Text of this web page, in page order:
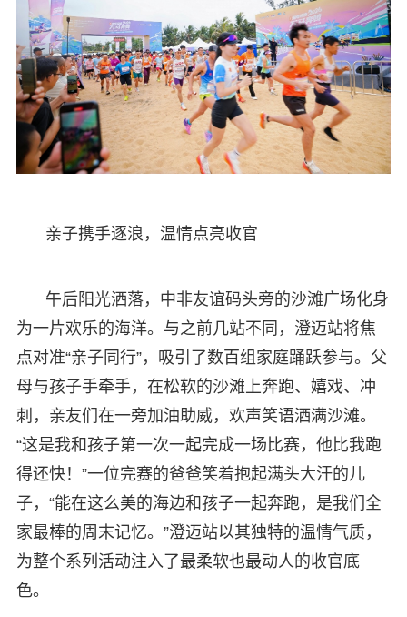
亲子携手逐浪，温情点亮收官
午后阳光洒落，中非友谊码头旁的沙滩广场化身
为一片欢乐的海洋。与之前几站不同，澄迈站将焦
点对准“亲子同行”，吸引了数百组家庭踊跃参与。父
母与孩子手牵手，在松软的沙滩上奔跑、嬉戏、冲
刺，亲友们在一旁加油助威，欢声笑语洒满沙滩。
“这是我和孩子第一次一起完成一场比赛，他比我跑
得还快！”一位完赛的爸爸笑着抱起满头大汗的儿
子，“能在这么美的海边和孩子一起奔跑，是我们全
家最棒的周末记忆。”澄迈站以其独特的温情气质，
为整个系列活动注入了最柔软也最动人的收官底
色。